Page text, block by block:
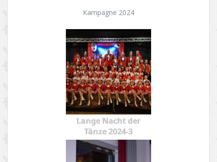
Kampagne 2024
Lange Nacht der
Tänze 2024-3